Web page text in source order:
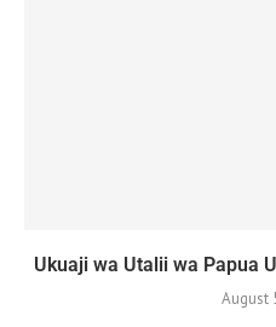
Ukuaji wa Utalii wa Papua
August